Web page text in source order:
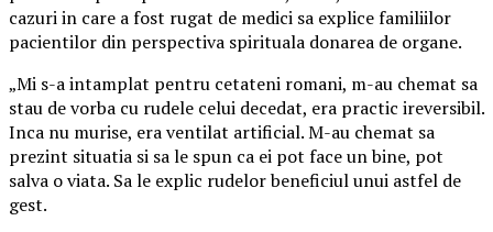
cazuri in care a fost rugat de medici sa explice familiilor
pacientilor din perspectiva spirituala donarea de organe.
„Mi s-a intamplat pentru cetateni romani, m-au chemat sa
stau de vorba cu rudele celui decedat, era practic ireversibil.
Inca nu murise, era ventilat artificial. M-au chemat sa
prezint situatia si sa le spun ca ei pot face un bine, pot
salva o viata. Sa le explic rudelor beneficiul unui astfel de
gest.